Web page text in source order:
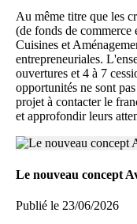
Au même titre que les
(de fonds de commerce
Cuisines et
entrepreneuriales.
ouvertures et 4 à 7
opportunités ne sont
projet à contacter le
et approfondir leurs
Le nouveau concept
Publié le 23/06/2026